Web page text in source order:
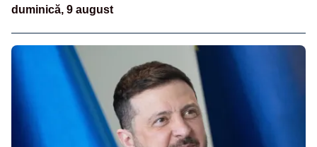
duminică, 9 august